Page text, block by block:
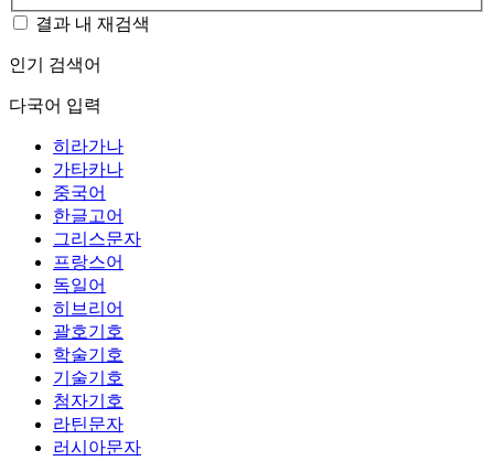
결과 내 재검색
인기 검색어
다국어 입력
히라가나
가타카나
중국어
한글고어
그리스문자
프랑스어
독일어
히브리어
괄호기호
학술기호
기술기호
첨자기호
라틴문자
러시아문자